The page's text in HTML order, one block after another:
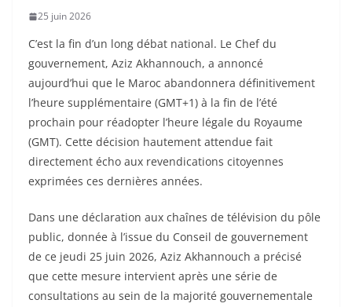
25 juin 2026
C’est la fin d’un long débat national. Le Chef du
gouvernement, Aziz Akhannouch, a annoncé
aujourd’hui que le Maroc abandonnera définitivement
l’heure supplémentaire (GMT+1) à la fin de l’été
prochain pour réadopter l’heure légale du Royaume
(GMT). Cette décision hautement attendue fait
directement écho aux revendications citoyennes
exprimées ces dernières années.
Dans une déclaration aux chaînes de télévision du pôle
public, donnée à l’issue du Conseil de gouvernement
de ce jeudi 25 juin 2026, Aziz Akhannouch a précisé
que cette mesure intervient après une série de
consultations au sein de la majorité gouvernementale